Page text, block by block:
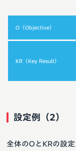
O（Objective）
KR（Key Result）
設定例（2）
全体のOとKRの設